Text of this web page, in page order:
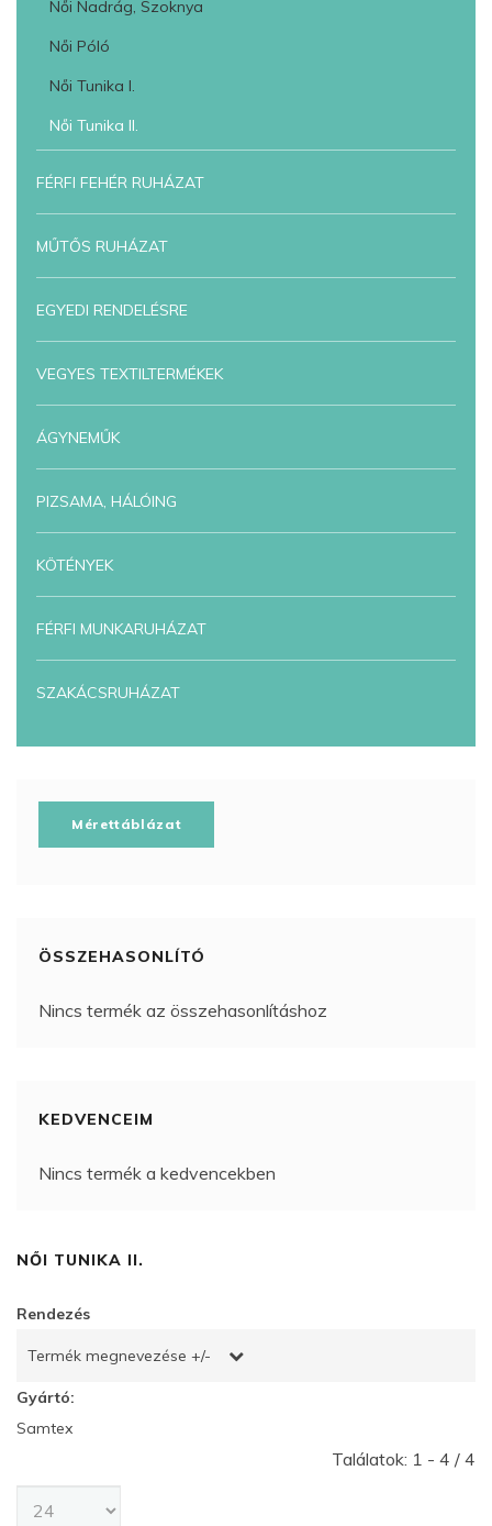
Női Nadrág, Szoknya
Női Póló
Női Tunika I.
Női Tunika II.
FÉRFI FEHÉR RUHÁZAT
MŰTŐS RUHÁZAT
EGYEDI RENDELÉSRE
VEGYES TEXTILTERMÉKEK
ÁGYNEMŰK
PIZSAMA, HÁLÓING
KÖTÉNYEK
FÉRFI MUNKARUHÁZAT
SZAKÁCSRUHÁZAT
Mérettáblázat
ÖSSZEHASONLÍTÓ
Nincs termék az összehasonlításhoz
KEDVENCEIM
Nincs termék a kedvencekben
NŐI TUNIKA II.
Rendezés
Termék megnevezése +/-
Gyártó:
Samtex
Találatok: 1 - 4 / 4